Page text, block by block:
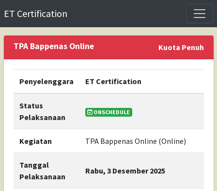
ET Certification
TPA Bappenas Online Kuota Penuh
Penyelenggara ET Certification
Status
Pelaksanaan
ONSCHEDULE
Kegiatan TPA Bappenas Online (Online)
Tanggal
Pelaksanaan
Rabu, 3 Desember 2025